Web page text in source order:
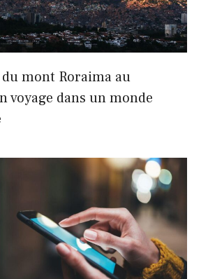
mont Roraima au
voyage dans un monde